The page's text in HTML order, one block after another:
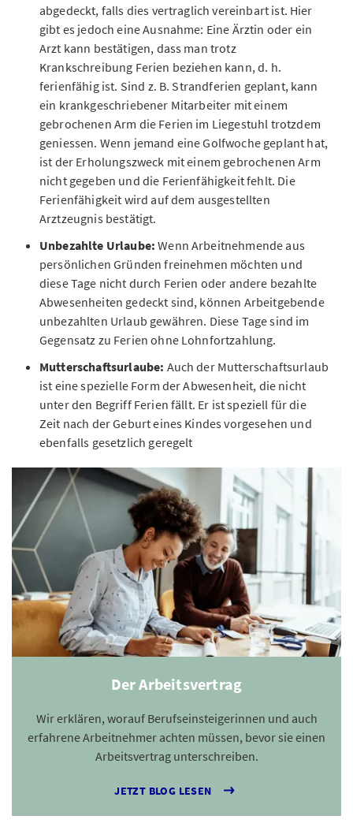
abgedeckt, falls dies vertraglich vereinbart ist. Hier
gibt es jedoch eine Ausnahme: Eine Ärztin oder ein
Arzt kann bestätigen, dass man trotz
Krankschreibung Ferien beziehen kann, d. h.
ferienfähig ist. Sind z. B. Strandferien geplant, kann
ein krankgeschriebener Mitarbeiter mit einem
gebrochenen Arm die Ferien im Liegestuhl trotzdem
geniessen. Wenn jemand eine Golfwoche geplant hat,
ist der Erholungszweck mit einem gebrochenen Arm
nicht gegeben und die Ferienfähigkeit fehlt. Die
Ferienfähigkeit wird auf dem ausgestellten
Arztzeugnis bestätigt.
Unbezahlte Urlaube: Wenn Arbeitnehmende aus
persönlichen Gründen freinehmen möchten und
diese Tage nicht durch Ferien oder andere bezahlte
Abwesenheiten gedeckt sind, können Arbeitgebende
unbezahlten Urlaub gewähren. Diese Tage sind im
Gegensatz zu Ferien ohne Lohnfortzahlung.
Mutterschaftsurlaube: Auch der Mutterschaftsurlaub
ist eine spezielle Form der Abwesenheit, die nicht
unter den Begriff Ferien fällt. Er ist speziell für die
Zeit nach der Geburt eines Kindes vorgesehen und
ebenfalls gesetzlich geregelt
Der Arbeitsvertrag
Wir erklären, worauf Berufseinsteigerinnen und auch
erfahrene Arbeitnehmer achten müssen, bevor sie einen
Arbeitsvertrag unterschreiben.
JETZT BLOG LESEN